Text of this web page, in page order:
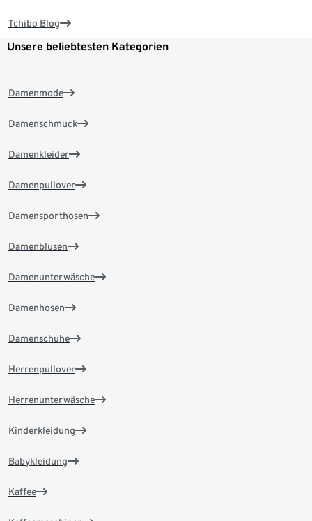
Tchibo Blog
Unsere beliebtesten Kategorien
Damenmode
Damenschmuck
Damenkleider
Damenpullover
Damensporthosen
Damenblusen
Damenunterwäsche
Damenhosen
Damenschuhe
Herrenpullover
Herrenunterwäsche
Kinderkleidung
Babykleidung
Kaffee